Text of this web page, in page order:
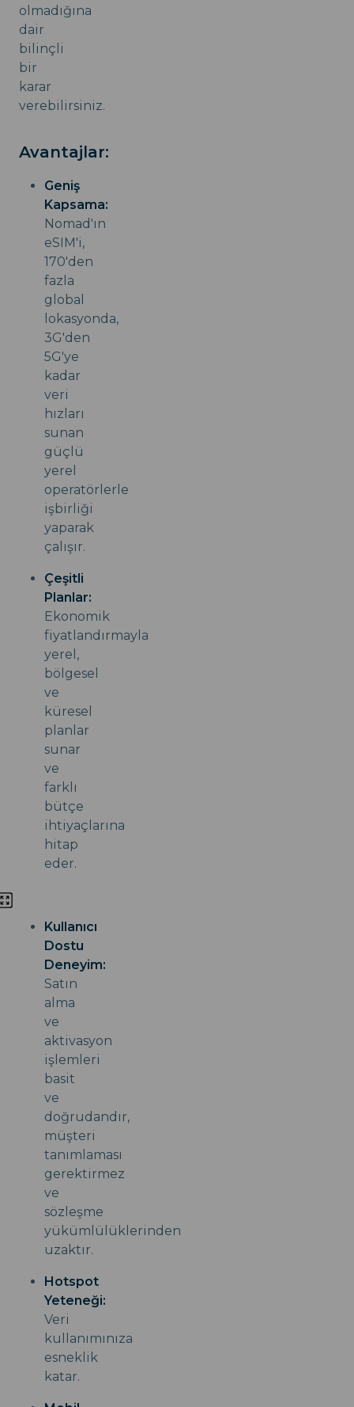
olmadığına
dair
bilinçli
bir
karar
verebilirsiniz.
Avantajlar:
Geniş
Kapsama:
Nomad'ın
eSIM'i,
170'den
fazla
global
lokasyonda,
3G'den
5G'ye
kadar
veri
hızları
sunan
güçlü
yerel
operatörlerle
işbirliği
yaparak
çalışır.
Çeşitli
Planlar:
Ekonomik
fiyatlandırmayla
yerel,
bölgesel
ve
küresel
planlar
sunar
ve
farklı
bütçe
ihtiyaçlarına
hitap
eder.
Kullanıcı
Dostu
Deneyim:
Satın
alma
ve
aktivasyon
işlemleri
basit
ve
doğrudandır,
müşteri
tanımlaması
gerektirmez
ve
sözleşme
yükümlülüklerinden
uzaktır.
Hotspot
Yeteneği:
Veri
kullanımınıza
esneklik
katar.